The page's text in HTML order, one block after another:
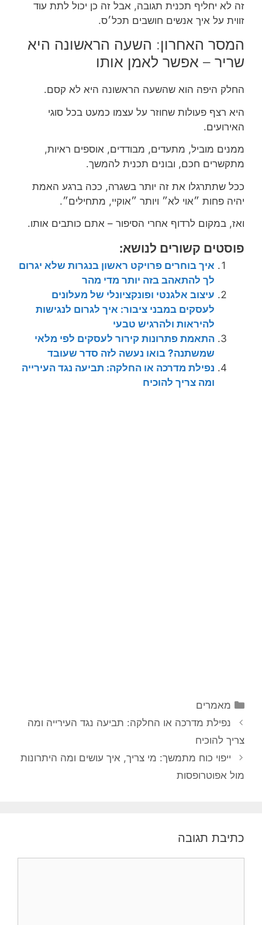
זה לא יחליף תכנית תגובה, אבל זה כן יכול לתת עוד
זווית על איך אנשים חושבים תכל׳ס.
המסר האחרון: השעה הראשונה היא
שריר – אפשר לאמן אותו
החלק היפה הוא שהשעה הראשונה היא לא קסם.
היא רצף פעולות שחוזר על עצמו כמעט בכל סוגי
האירועים.
ממנים מוביל, מתעדים, מבודדים, אוספים ראיות,
מתקשרים חכם, ובונים תכנית להמשך.
ככל שתתרגלו את זה יותר בשגרה, ככה ברגע האמת
יהיה פחות ״אוי לא״ ויותר ״אוקיי, מתחילים״.
ואז, במקום לרדוף אחרי הסיפור – אתם כותבים אותו.
פוסטים קשורים לנושא:
איך בוחרים פרויקט ראשון בנגרות שלא יגרום
לך להתאהב בזה יותר מדי מהר
עיצוב אלגנטי ופונקציונלי של מעלונים
לעסקים במבני ציבור: איך לגרום לנגישות
להיראות ולהרגיש טבעי
התאמת פתרונות קירור לעסקים לפי מלאי
שמשתנה? בואו נעשה לזה סדר שעובד
נפילת מדרכה או החלקה: תביעה נגד העירייה
ומה צריך להוכיח
מאמרים
נפילת מדרכה או החלקה: תביעה נגד העירייה ומה
צריך להוכיח
ייפוי כוח מתמשך: מי צריך, איך עושים ומה היתרונות
מול אפוטרופסות
כתיבת תגובה